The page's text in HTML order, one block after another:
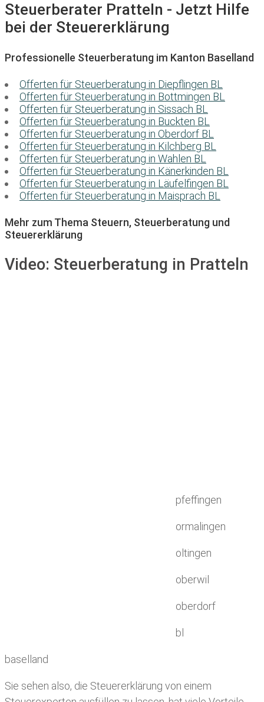
Steuerberater Pratteln - Jetzt Hilfe
bei der Steuererklärung
Professionelle Steuerberatung im Kanton Baselland
Offerten für Steuerberatung in Diepflingen BL
Offerten für Steuerberatung in Bottmingen BL
Offerten für Steuerberatung in Sissach BL
Offerten für Steuerberatung in Buckten BL
Offerten für Steuerberatung in Oberdorf BL
Offerten für Steuerberatung in Kilchberg BL
Offerten für Steuerberatung in Wahlen BL
Offerten für Steuerberatung in Känerkinden BL
Offerten für Steuerberatung in Läufelfingen BL
Offerten für Steuerberatung in Maisprach BL
Mehr zum Thema Steuern, Steuerberatung und
Steuererklärung
Video: Steuerberatung in Pratteln
pfeffingen
ormalingen
oltingen
oberwil
oberdorf
bl
baselland
Sie sehen also, die Steuererklärung von einem